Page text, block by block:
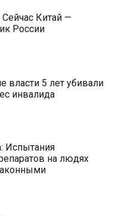
Китай —
России
власти 5 лет убивали
инвалида
Испытания
на людях